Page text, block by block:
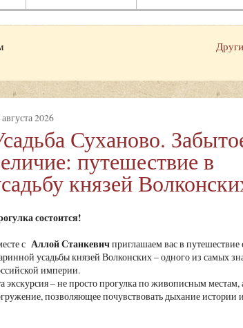
2026
Суханово.
путешествие в
князей
состоится!
с Аллой Станкевичприглашаем вас в путешествие
усадьбы князей Волконских – одного из самых
империи.
экскурсия – не просто прогулка по живописным
позволяющее почувствовать дыхание истории и